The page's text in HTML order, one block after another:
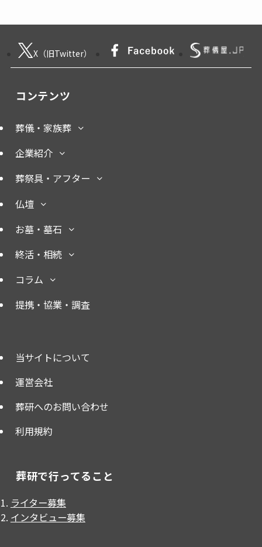
X（旧Twitter）
コンテンツ
葬儀・家族葬
企業紹介
葬祭具・アフター
仏壇
お墓・墓石
終活・相続
コラム
提携・協業・調査
当サイトについて
運営会社
葬研へのお問い合わせ
利用規約
葬研で行ってること
ライター募集
インタビュー募集